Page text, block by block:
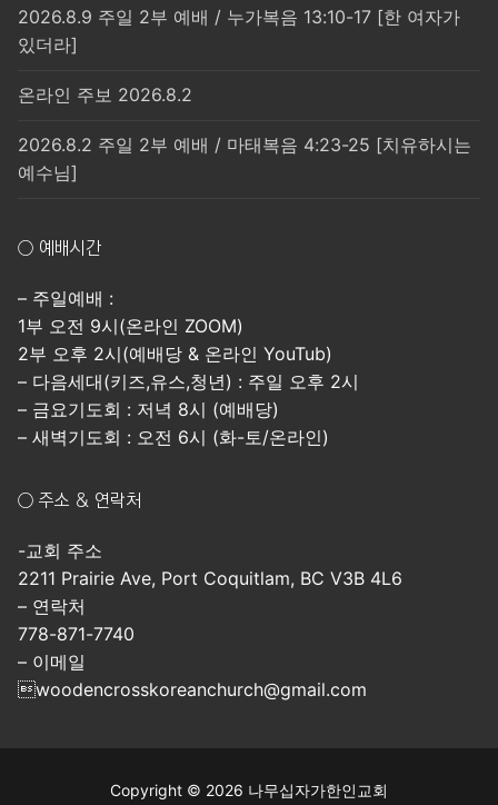
2026.8.9 주일 2부 예배 / 누가복음 13:10-17 [한 여자가
있더라]
온라인 주보 2026.8.2
2026.8.2 주일 2부 예배 / 마태복음 4:23-25 [치유하시는
예수님]
○ 예배시간
– 주일예배 :
1부 오전 9시(온라인 ZOOM)
2부 오후 2시(예배당 & 온라인 YouTub)
– 다음세대(키즈,유스,청년) : 주일 오후 2시
– 금요기도회 : 저녁 8시 (예배당)
– 새벽기도회 : 오전 6시 (화-토/온라인)
○ 주소 & 연락처
-교회 주소
2211 Prairie Ave, Port Coquitlam, BC V3B 4L6
– 연락처
778-871-7740
– 이메일
woodencrosskoreanchurch@gmail.com
Copyright © 2026 나무십자가한인교회